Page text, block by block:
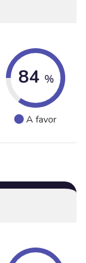
84 %
A favor